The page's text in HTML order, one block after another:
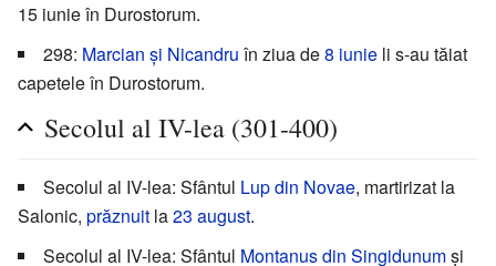
15 iunie în Durostorum.
298: Marcian și Nicandru în ziua de8 iunie li s-au tăiat
capetele în Durostorum.
Secolul al IV-lea (301-400)
Secolul al IV-lea: Sfântul Lup din Novae, martirizat la
Salonic, prăznuit la23 august.
Secolul al IV-lea: Sfântul Montanus din Singidunumși